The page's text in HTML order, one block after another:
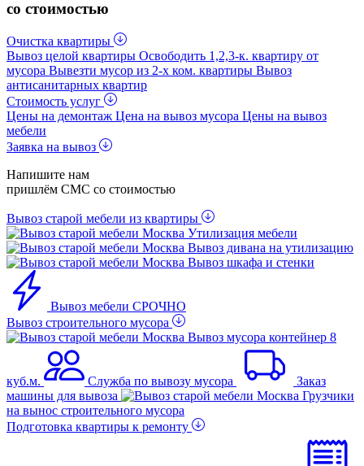
со стоимостью
Очистка квартиры
Вывоз целой квартиры Освободить 1,2,3-к. квартиру от
мусора Вывезти мусор из 2-x ком. квартиры Вывоз
антисанитарных квартир
Стоимость услуг
Цены на демонтаж Цена на вывоз мусора Цены на вывоз
мебели
Заявка на вывоз
Напишите нам
пришлём СМС со стоимостью
Вывоз старой мебели из квартиры
Утилизация мебели
Вывоз дивана на утилизацию
Вывоз шкафа и стенки
Вывоз мебели СРОЧНО
Вывоз строительного мусора
Вывоз мусора контейнер 8
куб.м. Служба по вывозу мусора
Заказ
машины для вывоза
Грузчики
на вынос строительного мусора
Подготовка квартиры к ремонту